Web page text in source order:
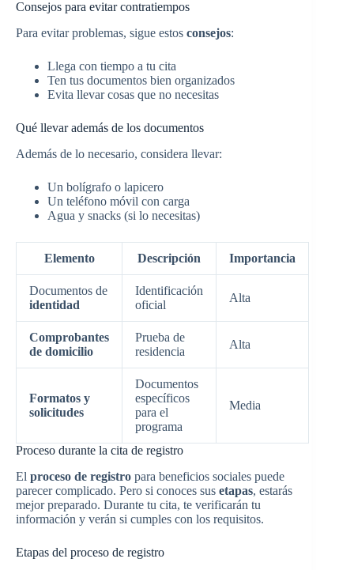
Consejos para evitar contratiempos
Para evitar problemas, sigue estos consejos:
Llega con tiempo a tu cita
Ten tus documentos bien organizados
Evita llevar cosas que no necesitas
Qué llevar además de los documentos
Además de lo necesario, considera llevar:
Un bolígrafo o lapicero
Un teléfono móvil con carga
Agua y snacks (si lo necesitas)
Elemento Descripción Importancia
Documentos de
identidad
Identificación
oficial
Alta
Comprobantes
de domicilio
Prueba de
residencia
Alta
Formatos y
solicitudes
Documentos
específicos
para el
programa
Media
Proceso durante la cita de registro
El proceso de registro para beneficios sociales puede
parecer complicado. Pero si conoces sus etapas, estarás
mejor preparado. Durante tu cita, te verificarán tu
información y verán si cumples con los requisitos.
Etapas del proceso de registro